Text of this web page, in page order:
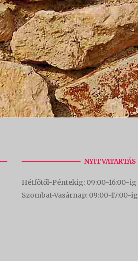
NYITVATARTÁS
Hétfőtől-Péntekig: 09:00-16:00-ig
Szombat-Vasárnap: 09:00-17:00-ig